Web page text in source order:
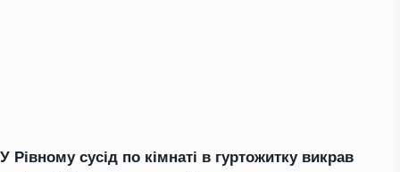
У Рівному сусід по кімнаті в гуртожитку викрав